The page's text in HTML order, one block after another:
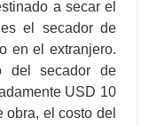
a secar el
el secador de
en el extranjero.
del secador de
USD 10
obra, el costo del